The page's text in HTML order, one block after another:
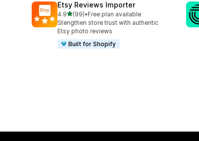
Etsy Reviews Importer
4.9滿分 5 顆星
(99)
共有 99 則評價
•Free plan available
Stengthen store trust with authentic
Etsy photo reviews
Built for Shopify